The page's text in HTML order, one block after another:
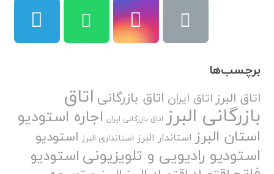
برچسب‌ها
اتاق البرز اتاق ایران اتاق بازرگانی اتاق
بازرگانی البرز اتاق بازرگانی ایران اجاره استودیو
استان البرز استاندار البرز استانداری البرز استودیو
استودیو رادیویی و تلویزیونیاستودیو